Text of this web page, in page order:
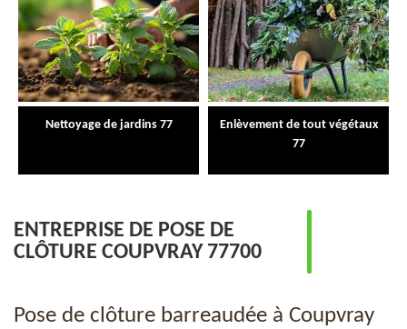
Nettoyage de jardins 77
Enlèvement de tout végétaux
77
ENTREPRISE DE POSE DE
CLÔTURE COUPVRAY 77700
Pose de clôture barreaudée à Coupvray